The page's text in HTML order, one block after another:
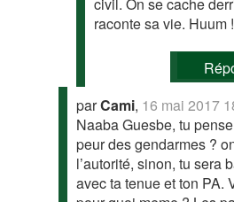
raconte sa vie. Huum !
parCami, 16 mai 2017
Naaba Guesbe, tu
peur des gendarmes ?
l’autorité, sinon, tu sera
avec ta tenue et ton PA.